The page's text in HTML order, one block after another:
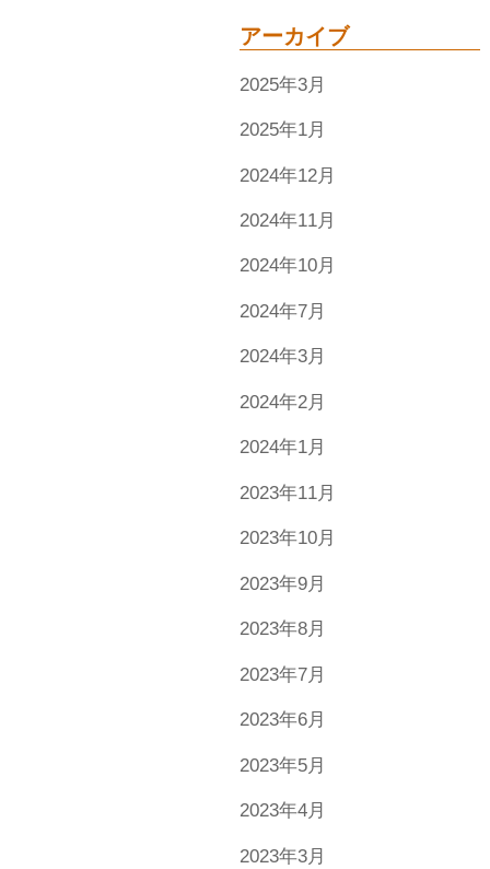
アーカイブ
2025年3月
2025年1月
2024年12月
2024年11月
2024年10月
2024年7月
2024年3月
2024年2月
2024年1月
2023年11月
2023年10月
2023年9月
2023年8月
2023年7月
2023年6月
2023年5月
2023年4月
2023年3月